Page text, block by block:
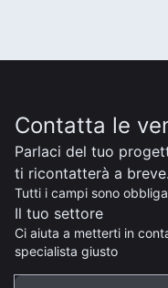
Contatta le
Parlaci del tuo
ti ricontatterà a breve.
Tutti i campi sono
Il tuo settore
Ci aiuta a metterti in
specialista giusto